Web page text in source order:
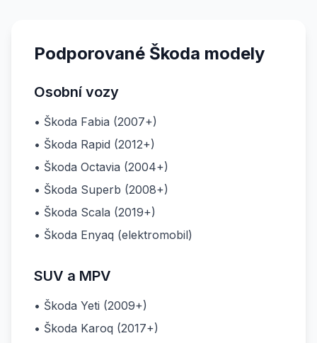
Podporované Škoda modely
Osobní vozy
• Škoda Fabia (2007+)
• Škoda Rapid (2012+)
• Škoda Octavia (2004+)
• Škoda Superb (2008+)
• Škoda Scala (2019+)
• Škoda Enyaq (elektromobil)
SUV a MPV
• Škoda Yeti (2009+)
• Škoda Karoq (2017+)